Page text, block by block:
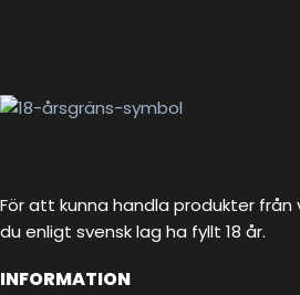
För att kunna handla produkter
du enligt svensk lag ha fyllt 18 år.
INFORMATION